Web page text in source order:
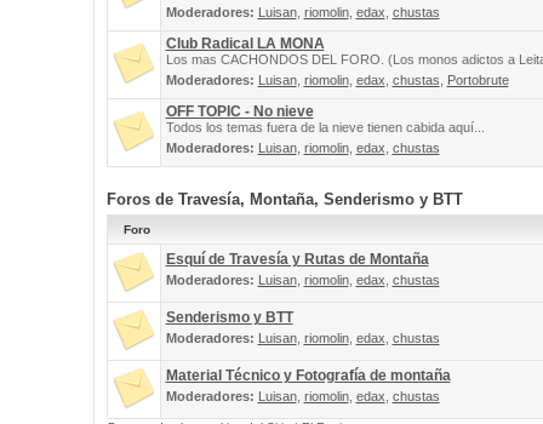
Moderadores: Luisan, riomolin, edax chustas
Club Radical LA MONA
Los mas CACHONDOS DEL FORO. (Los monos adictos a
Moderadores: Luisan, riomolin, edax chustas Portobrute
OFF TOPIC - No nieve
Todos los temas fuera de la nieve tienen cabida aquí...
Moderadores: Luisan, riomolin, edax chustas
Foros de Travesía, Montaña, Senderismo y BTT
Foro
Esquí de Travesía y Rutas de Montaña
Moderadores: Luisan, riomolin, edax chustas
Senderismo y BTT
Moderadores: Luisan, riomolin, edax chustas
Material Técnico y Fotografía de montaña
Moderadores: Luisan, riomolin, edax chustas